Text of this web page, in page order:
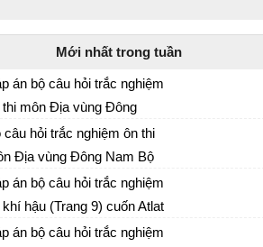
Mới nhất trong tuần
án bộ câu hỏi trắc nghiệm
thi môn Địa vùng Đông
Bộ
tập Địa lí 12
câu hỏi trắc nghiệm ôn thi
Địa vùng Đông Nam Bộ
tập Địa lí 12
án bộ câu hỏi trắc nghiệm
hậu (Trang 9) cuốn Atlat
líán bộ câu hỏi trắc nghiệm